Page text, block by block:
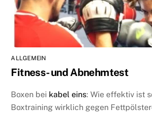
ALLGEMEIN
Fitness- und Abnehmtest
Boxen bei kabel eins: Wie effektiv ist
Boxtraining wirklich gegen